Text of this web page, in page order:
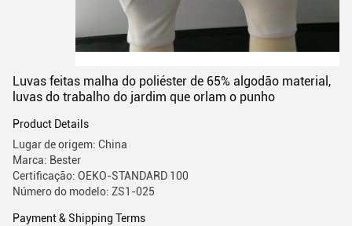
Luvas feitas malha do poliéster de 65% algodão material,
luvas do trabalho do jardim que orlam o punho
Product Details
Lugar de origem: China
Marca: Bester
Certificação: OEKO-STANDARD 100
Número do modelo: ZS1-025
Payment & Shipping Terms